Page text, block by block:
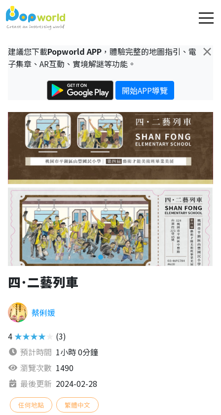
×
建議您下載Popworld APP ，體驗完整的地圖指引、電
子集章、AR互動、實境解謎等功能。
開始APP導覽
四˙二藝列車
蔡俐媛
4 ★★★★★
(3)
預計時間 1小時 0分鐘
瀏覽次數 1490
最後更新 2024-02-28
任何地點 繁體中文